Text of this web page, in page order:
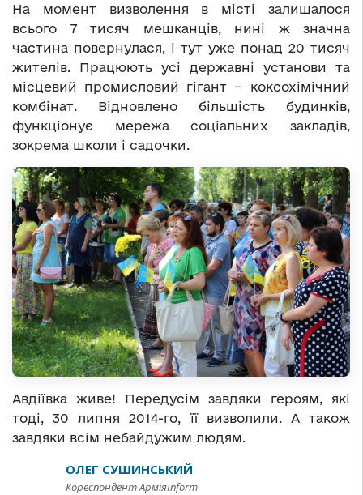
На момент визволення в місті залишалося
всього 7 тисяч мешканців, нині ж значна
частина повернулася, і тут уже понад 20 тисяч
жителів. Працюють усі державні установи та
місцевий промисловий гігант − коксохімічний
комбінат. Відновлено більшість будинків,
функціонує мережа соціальних закладів,
зокрема школи і садочки.
Авдіївка живе! Передусім завдяки героям, які
тоді, 30 липня 2014-го, її визволили. А також
завдяки всім небайдужим людям.
ОЛЕГ СУШИНСЬКИЙ
Кореспондент АрміяInform